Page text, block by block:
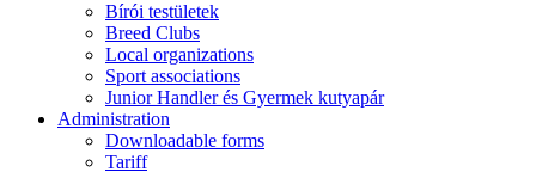
Bírói testületek
Breed Clubs
Local organizations
Sport associations
Junior Handler és Gyermek kutyapár
Administration
Downloadable forms
Tariff